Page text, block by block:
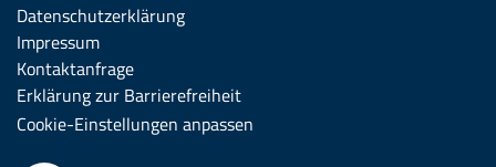
Datenschutzerklärung
Impressum
Kontaktanfrage
Erklärung zur Barrierefreiheit
Cookie-Einstellungen anpassen